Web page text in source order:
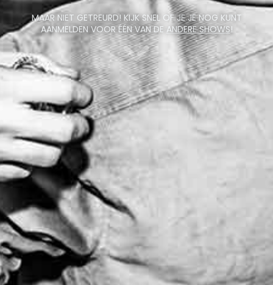
MAAR NIET GETREURD! KIJK SNEL OF JE JE NOG KUNT
AANMELDEN VOOR ÉÉN VAN DE ANDERE SHOWS!